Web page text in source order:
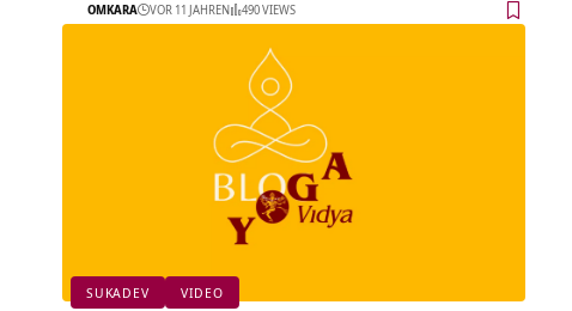
OMKARA VOR 11 JAHREN 490 VIEWS
SUKADEV VIDEO